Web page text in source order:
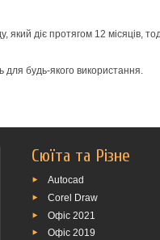
діє протягом 12 місяців,
для будь-якого використання.
Сюїта та Різне
Autocad
Corel Draw
Офіс 2021
Офіс 2019